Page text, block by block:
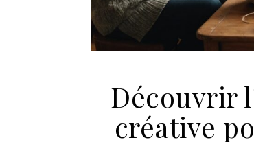
Découvrir
créative